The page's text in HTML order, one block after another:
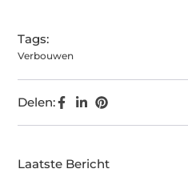
Tags:
Verbouwen
Delen:
Laatste Bericht